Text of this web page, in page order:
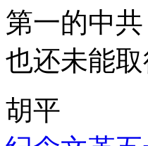
第一的中
也还未能取
胡平